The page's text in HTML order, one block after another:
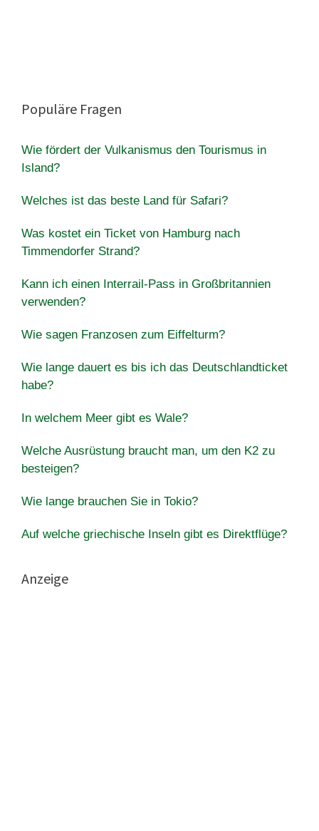
Populäre Fragen
Wie fördert der Vulkanismus den Tourismus in
Island?
Welches ist das beste Land für Safari?
Was kostet ein Ticket von Hamburg nach
Timmendorfer Strand?
Kann ich einen Interrail-Pass in Großbritannien
verwenden?
Wie sagen Franzosen zum Eiffelturm?
Wie lange dauert es bis ich das Deutschlandticket
habe?
In welchem ​​Meer gibt es Wale?
Welche Ausrüstung braucht man, um den K2 zu
besteigen?
Wie lange brauchen Sie in Tokio?
Auf welche griechische Inseln gibt es Direktflüge?
Anzeige